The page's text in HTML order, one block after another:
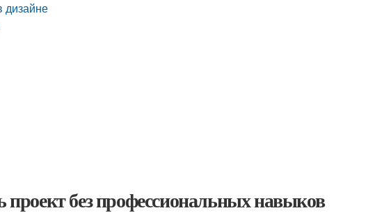
дизайне
без профессиональных навыков